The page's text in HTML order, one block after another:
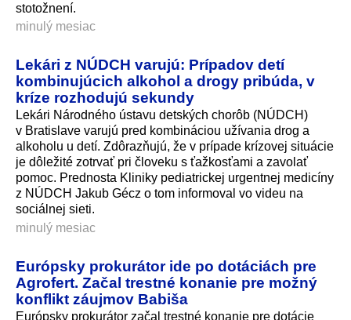
stotožnení.
minulý mesiac
Lekári z NÚDCH varujú: Prípadov detí
kombinujúcich alkohol a drogy pribúda, v
kríze rozhodujú sekundy
Lekári Národného ústavu detských chorôb (NÚDCH)
v Bratislave varujú pred kombináciou užívania drog a
alkoholu u detí. Zdôrazňujú, že v prípade krízovej situácie
je dôležité zotrvať pri človeku s ťažkosťami a zavolať
pomoc. Prednosta Kliniky pediatrickej urgentnej medicíny
z NÚDCH Jakub Gécz o tom informoval vo videu na
sociálnej sieti.
minulý mesiac
Európsky prokurátor ide po dotáciách pre
Agrofert. Začal trestné konanie pre možný
konflikt záujmov Babiša
Európsky prokurátor začal trestné konanie pre dotácie